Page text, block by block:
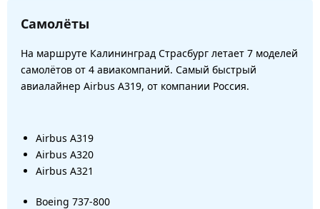
Самолёты
На маршруте Калининград Страсбург летает 7 моделей
самолётов от 4 авиакомпаний. Самый быстрый
авиалайнер Airbus A319, от компании Россия.
Airbus A319
Airbus A320
Airbus A321
Boeing 737-800